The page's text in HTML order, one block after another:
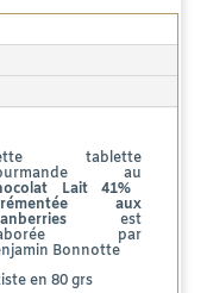
tablette
au
Lait 41%
aux
est
par
Bonnotte
en 80 grs